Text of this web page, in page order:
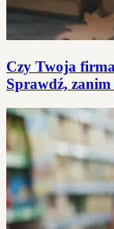
Czy Twoja
Sprawdź, zanim